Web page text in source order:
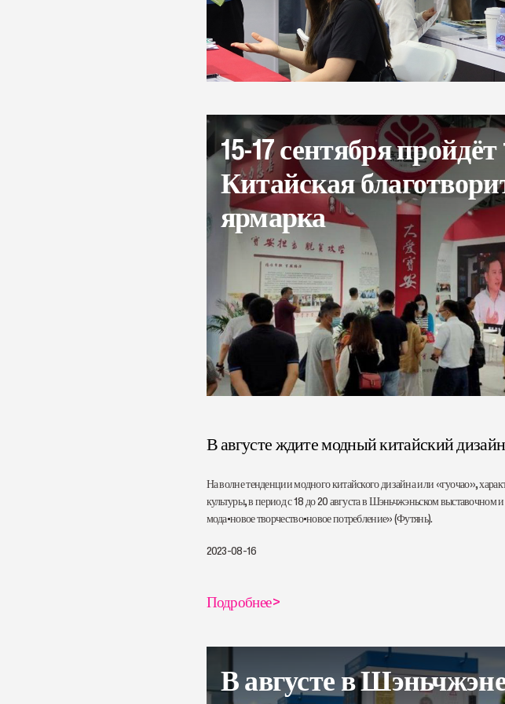
15-17 сентября пройдёт
Китайская
ярмарка
В августе ждите модный китайский
На волне тенденции модного китайского дизайна или «гуочао»,
культуры, в период с 18 до 20 августа в Шэньчжэньском выставочном
мода•новое творчество•новое потребление» (Футянь).
2023-08-16
Подробнее>
В августе в Шэньчжэне